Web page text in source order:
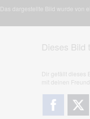
Das dargestellte Bild wurde von
Dieses Bild
Dir gefällt dieses
mit deinen